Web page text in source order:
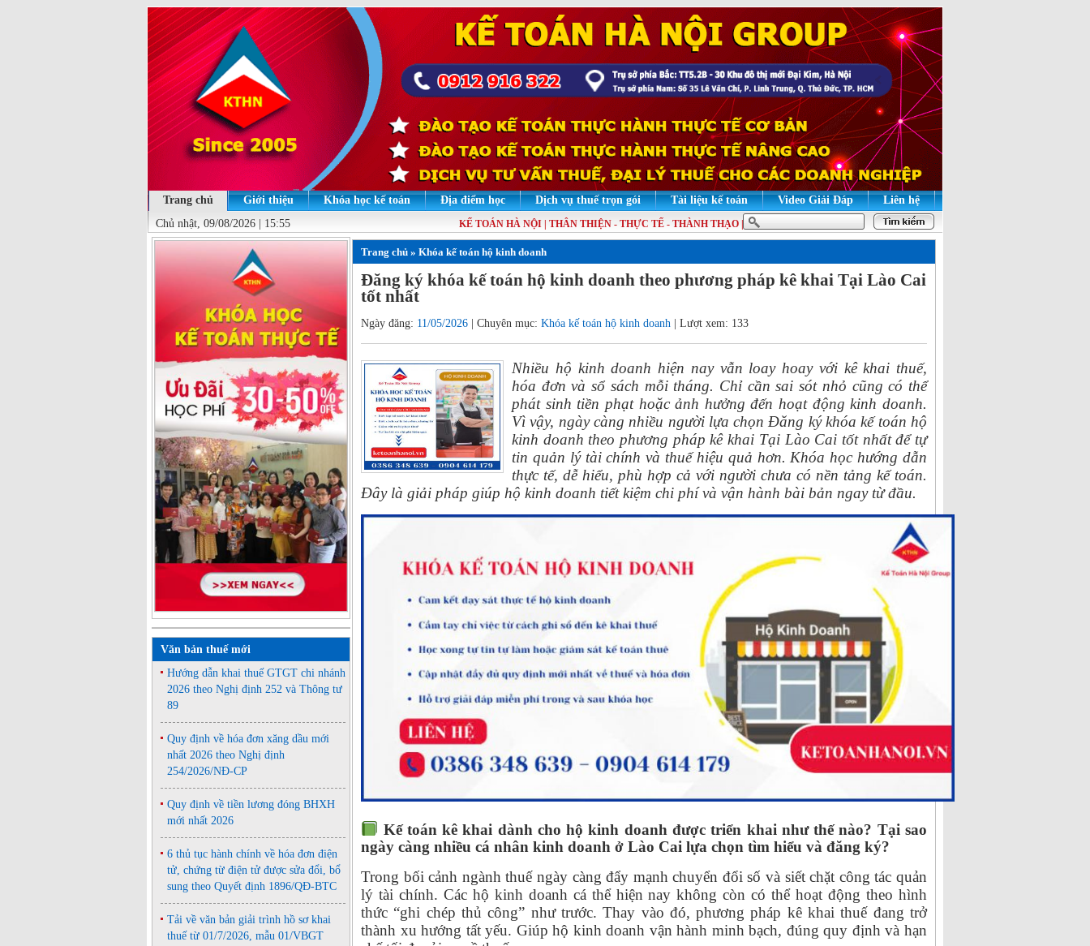
Trang chủ Giới thiệu Khóa học kế toán Địa điểm học Dịch vụ thuế trọn gói Tài liệu kế toán Video Giải Đáp
Liên hệ
Chủ nhật, 09/08/2026 | 15:55
KẾ TOÁN HÀ NỘI | THÂN THIỆN - THỰC TẾ - THÀNH THẠO | HỌC LÝ THUYẾT ĐỂ HIỂU BẢN CHẤT, HỌC THỰC HÀNH ĐỂ GIỎI NGHIỆP VỤ
Văn bản thuế mới
Hướng dẫn khai thuế GTGT chi nhánh
2026 theo Nghị định 252 và Thông tư
89
Quy định về hóa đơn xăng dầu mới
nhất 2026 theo Nghị định
254/2026/NĐ-CP
Quy định về tiền lương đóng BHXH
mới nhất 2026
6 thủ tục hành chính về hóa đơn điện
tử, chứng từ điện tử được sửa đổi, bổ
sung theo Quyết định 1896/QĐ-BTC
Tải về văn bản giải trình hồ sơ khai
thuế từ 01/7/2026, mẫu 01/VBGT
Trang chủ » Khóa kế toán hộ kinh doanh
Đăng ký khóa kế toán hộ kinh doanh theo phương pháp kê khai Tại Lào Cai
tốt nhất
Ngày đăng: 11/05/2026 | Chuyên mục: Khóa kế toán hộ kinh doanh | Lượt xem: 133
Nhiều hộ kinh doanh hiện nay vẫn loay hoay với kê khai thuế,
hóa đơn và sổ sách mỗi tháng. Chỉ cần sai sót nhỏ cũng có thể
phát sinh tiền phạt hoặc ảnh hưởng đến hoạt động kinh doanh.
Vì vậy, ngày càng nhiều người lựa chọn Đăng ký khóa kế toán hộ
kinh doanh theo phương pháp kê khai Tại Lào Cai tốt nhất để tự
tin quản lý tài chính và thuế hiệu quả hơn. Khóa học hướng dẫn
thực tế, dễ hiểu, phù hợp cả với người chưa có nền tảng kế toán.
Đây là giải pháp giúp hộ kinh doanh tiết kiệm chi phí và vận hành bài bản ngay từ đầu.
Kế toán kê khai dành cho hộ kinh doanh được triển khai như thế nào? Tại sao
ngày càng nhiều cá nhân kinh doanh ở Lào Cai lựa chọn tìm hiểu và đăng ký?
Trong bối cảnh ngành thuế ngày càng đẩy mạnh chuyển đổi số và siết chặt công tác quản
lý tài chính. Các hộ kinh doanh cá thể hiện nay không còn có thể hoạt động theo hình
thức “ghi chép thủ công” như trước. Thay vào đó, phương pháp kê khai thuế đang trở
thành xu hướng tất yếu. Giúp hộ kinh doanh vận hành minh bạch, đúng quy định và hạn